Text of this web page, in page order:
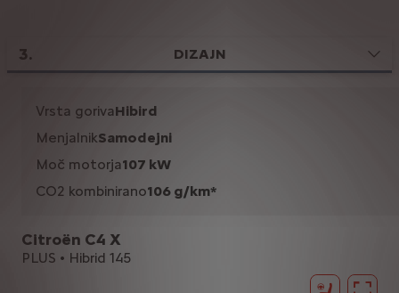
3. DIZAJN
Citroën C4 X
PLUS • Hibrid 145
Vrsta gorivaHibird
MenjalnikSamodejni
Moč motorja107 kW
CO2 kombinirano106 g/km*